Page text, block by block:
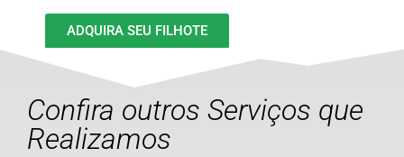
ADQUIRA SEU FILHOTE
Confira outros Serviços que
Realizamos